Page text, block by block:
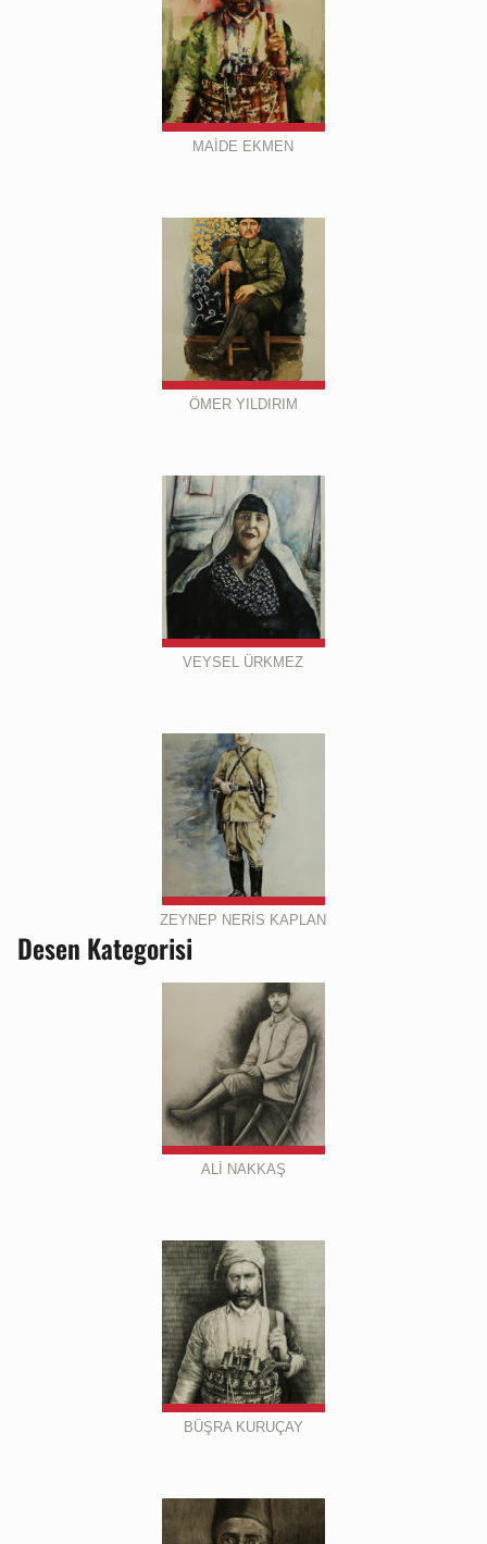
MAİDE EKMEN
ÖMER YILDIRIM
VEYSEL ÜRKMEZ
ZEYNEP NERİS KAPLAN
Desen Kategorisi
ALİ NAKKAŞ
BÜŞRA KURUÇAY